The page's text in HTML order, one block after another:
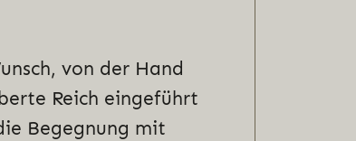
von der Hand
Reich eingeführt
Begegnung mit